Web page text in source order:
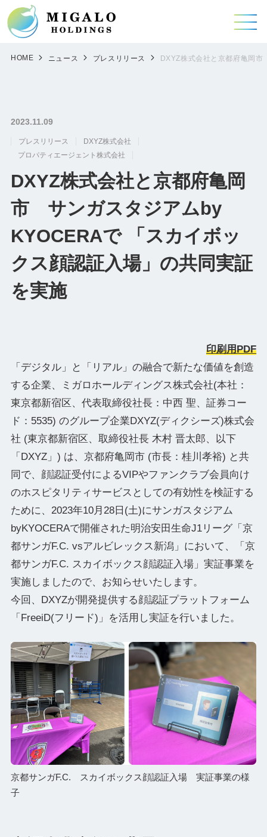
HOME ニュース プレスリリース DXYZ株式会社と京都府亀岡
2023.11.09
プレスリリース
DXYZ株式会社
プロパティエージェント株式会社
DXYZ株式会社と京都府亀岡
市 サンガスタジアムby
KYOCERAで 「スカイボッ
クス顔認証入場」の共同実証
を実施
印刷用PDF
「デジタル」と「リアル」の融合で新たな価値を創造
する企業、ミガロホールディングス株式会社(本社：
東京都新宿区、代表取締役社⻑：中⻄ 聖、証券コー
ド：5535) のグループ企業DXYZ(ディクシーズ)株式会
社 (東京都新宿区、取締役社長 木村 晋太郎、以下
「DXYZ」) は、京都府亀岡市 (市長：桂川孝裕) と共
同で、顔認証受付によるVIPやファンクラブ会員向け
のホスピタリティサービスとしての有効性を検証する
ために、2023年10月28日(土)にサンガスタジアム
byKYOCERAで開催された明治安田生命J1リーグ「京
都サンガF.C. vsアルビレックス新潟」において、「京
都サンガF.C. スカイボックス顔認証入場」実証事業を
実施しましたので、お知らせいたします。
今回、DXYZが開発提供する顔認証プラットフォーム
「FreeiD(フリード)」を活用し実証を行いました。
京都サンガF.C. スカイボックス顔認証入場 実証事業の様
子